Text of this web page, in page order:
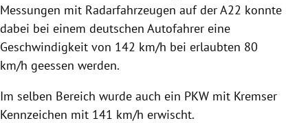
Messungen mit Radarfahrzeugen auf der A22 konnte
dabei bei einem deutschen Autofahrer eine
Geschwindigkeit von 142 km/h bei erlaubten 80
km/h geessen werden.
Im selben Bereich wurde auch ein PKW mit Kremser
Kennzeichen mit 141 km/h erwischt.